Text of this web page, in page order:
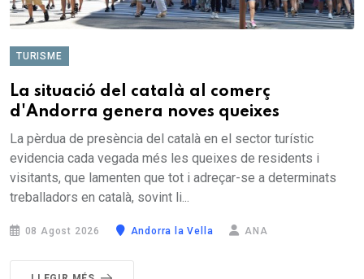
TURISME
La situació del català al comerç
d'Andorra genera noves queixes
La pèrdua de presència del català en el sector turístic
evidencia cada vegada més les queixes de residents i
visitants, que lamenten que tot i adreçar-se a determinats
treballadors en català, sovint li...
08 Agost 2026 Andorra la Vella ANA